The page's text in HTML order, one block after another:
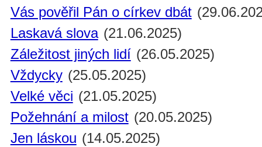
Vás pověřil Pán o církev dbát
Laskavá slova (21.06.2025)
Záležitost jiných lidí (26.05.2025)
Vždycky (25.05.2025)
Velké věci (21.05.2025)
Požehnání a milost (20.05.2025)
Jen láskou (14.05.2025)